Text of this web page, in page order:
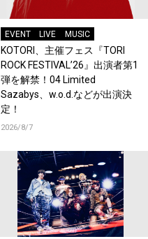
EVENT LIVE MUSIC
KOTORI、主催フェス『TORI
ROCK FESTIVAL’26』出演者第1
弾を解禁！04 Limited
Sazabys、w.o.d.などが出演決
定！
2026/8/7